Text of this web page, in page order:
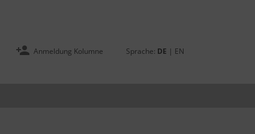
Anmeldung Kolumne Sprache: DE | EN